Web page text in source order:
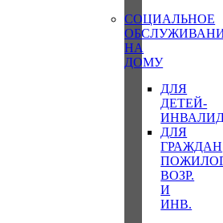
СОЦИАЛЬНОЕ
НА
ДОМУ
ДЛЯ
ДЕТЕЙ-
ДЛЯ
ГРАЖДАН
ВОЗР.
И
ИНВ.